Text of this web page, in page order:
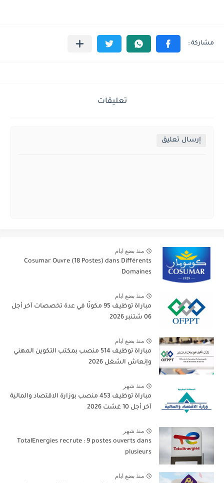
تعليقات
إرسال تعليق
منذ بضع ايام
Cosumar Ouvre (18 Postes) dans Différents
Domaines
منذ بضع ايام
مباراة توظيف 95 مكونًا في عدة تخصصات آخر أجل
06 شتنبر 2026
منذ بضع ايام
مباراة توظيف 514 منصب بمكتب التكوين المهني
وإنعاش الشغل 2026
منذ شهر
مباراة توظيف 453 منصب بوزارة الاقتصاد والمالية
آخر أجل 10 غشت 2026
منذ شهر
TotalEnergies recrute : 9 postes ouverts dans
plusieurs
منذ بضع ايام